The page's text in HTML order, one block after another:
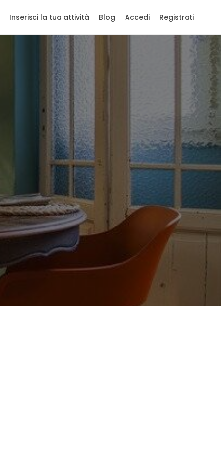
Inserisci la tua attività Blog Accedi Registrati